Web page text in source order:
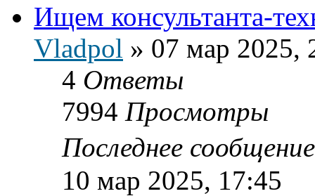
Ищем консультанта-
Vladpol » 07 мар 2025,
4 Ответы
7994 Просмотры
Последнее
10 мар 2025, 17:45